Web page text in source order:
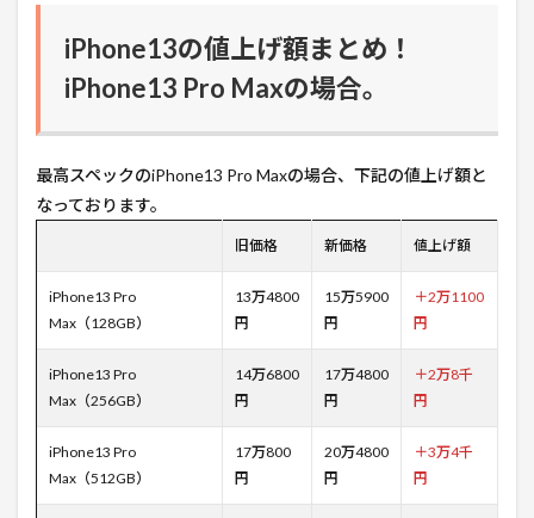
iPhone13の値上げ額まとめ！
iPhone13 Pro Maxの場合。
最高スペックのiPhone13 Pro Maxの場合、下記の値上げ額と
なっております。
旧価格 新価格 値上げ額
iPhone13 Pro
Max（128GB）
13万4800
円
15万5900
円
＋2万1100
円
iPhone13 Pro
Max（256GB）
14万6800
円
17万4800
円
＋2万8千
円
iPhone13 Pro
Max（512GB）
17万800
円
20万4800
円
＋3万4千
円